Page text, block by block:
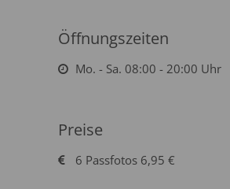
Öffnungszeiten
Mo. - Sa. 08:00 - 20:00 Uhr
Preise
6 Passfotos 6,95 €